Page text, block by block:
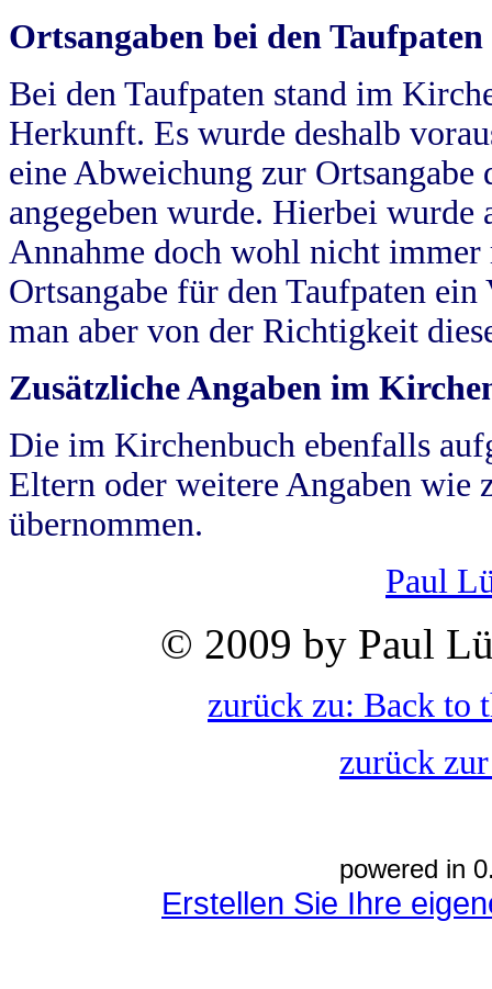
Ortsangaben bei den Taufpaten
Bei den Taufpaten stand im
Herkunft. Es wurde deshalb
eine Abweichung zur
angegeben wurde. Hierbei wurde
Annahme doch wohl nicht
Ortsangabe für den Taufpaten
man aber von der Richtigkeit
Zusätzliche Angaben im
Die im Kirchenbuch ebenfalls
Eltern oder weitere Angaben wie
übernommen.
Paul
© 2009 by Paul
zurück zu: Back to
zurück
powered in
Erstellen Sie Ihre